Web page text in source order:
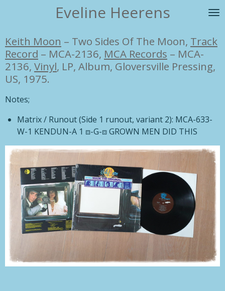
de
hoofdinhoud
Eveline Heerens
Keith Moon – Two Sides Of The Moon, Track
Record – MCA-2136, MCA Records – MCA-
2136, Vinyl, LP, Album, Gloversville Pressing,
US, 1975.
Notes;
Matrix / Runout(Side 1 runout, variant 2): MCA-633-
W-1 KENDUN-A 1 ⧈-G-⧈ GROWN MEN DID THIS